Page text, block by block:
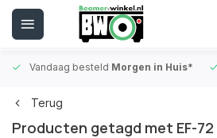
Vandaag besteld Morgen in Huis*
Terug
Producten getagd met EF-72